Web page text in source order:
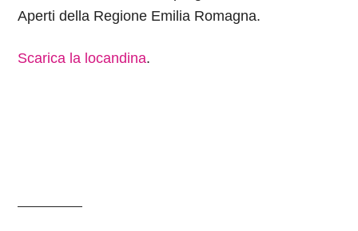
Aperti della Regione Emilia Romagna.
Scarica la locandina.